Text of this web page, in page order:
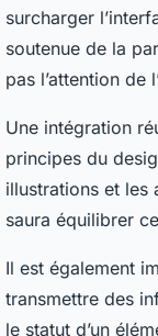
surcharger
soutenue de la
pas l’attention de
Une intégration
principes du
illustrations et les
saura équilibrer
Il est également
transmettre des
le statut d’un